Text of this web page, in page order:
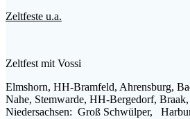
Zeltfeste u.a.
Zeltfest mit Vossi
Elmshorn, HH-Bramfeld, Ahrensburg,
Nahe, Stemwarde, HH-Bergedorf,
Niedersachsen: Groß Schwülper,